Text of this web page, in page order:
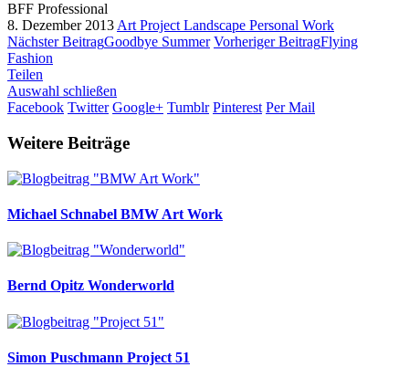
BFF Professional
8. Dezember 2013 Art Project Landscape Personal Work
Nächster BeitragGoodbye Summer Vorheriger BeitragFlying
Fashion
Teilen
Auswahl schließen
Facebook Twitter Google+ Tumblr Pinterest Per Mail
Weitere Beiträge
Michael Schnabel BMW Art Work
Bernd Opitz Wonderworld
Simon Puschmann Project 51